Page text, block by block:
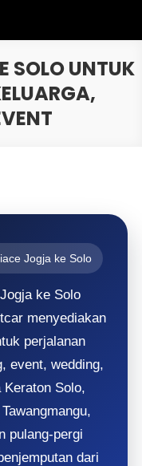
SOLO UNTUK
Jogja ke Solo
ke Solo
menyediakan
perjalanan
event, wedding,
Solo,
pulang-pergi
dari